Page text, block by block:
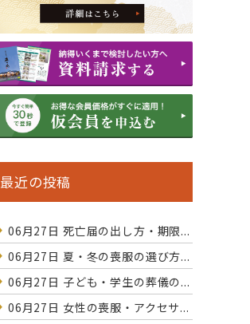
最近の投稿
06月27日 死亡届の出し方・期限...
06月27日 夏・冬の喪服の選び方...
06月27日 子ども・学生の葬儀の...
06月27日 女性の喪服・アクセサ...